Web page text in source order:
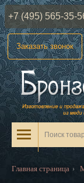
+7 (495) 565-35-
Заказать звонок
Главная страница ›